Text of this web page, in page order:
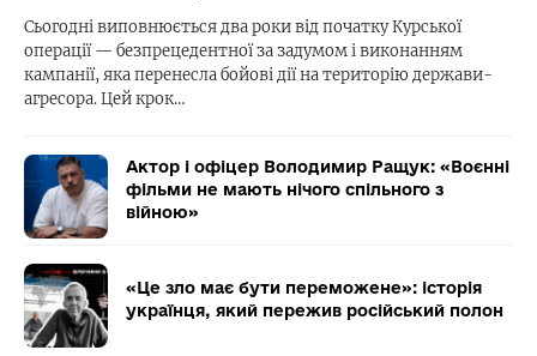
Сьогодні виповнюється два роки від початку Курської
операції — безпрецедентної за задумом і виконанням
кампанії, яка перенесла бойові дії на територію держави-
агресора. Цей крок…
Актор і офіцер Володимир Ращук: «Воєнні
фільми не мають нічого спільного з
війною»
«Це зло має бути переможене»: історія
українця, який пережив російський полон